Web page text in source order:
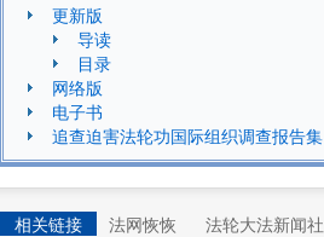
更新版
导读
目录
网络版
电子书
追查迫害法轮功国际组织调查报告集
相关链接 法网恢恢 法轮大法新闻社